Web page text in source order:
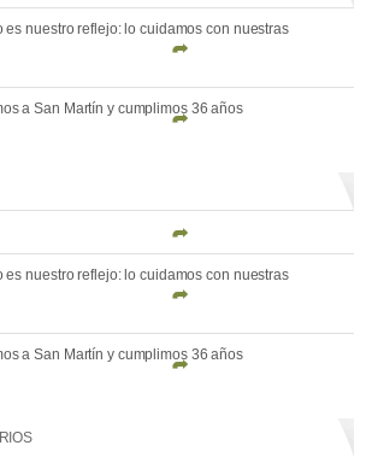
es nuestro reflejo: lo cuidamos con nuestras
a San Martín y cumplimos 36 años
es nuestro reflejo: lo cuidamos con nuestras
a San Martín y cumplimos 36 años